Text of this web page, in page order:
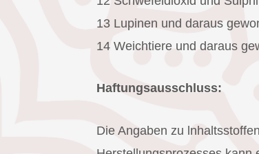
13 Lupinen und daraus
14 Weichtiere und daraus
Haftungsausschluss:
Die Angaben zu